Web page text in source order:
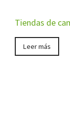
Tiendas de
Leer más